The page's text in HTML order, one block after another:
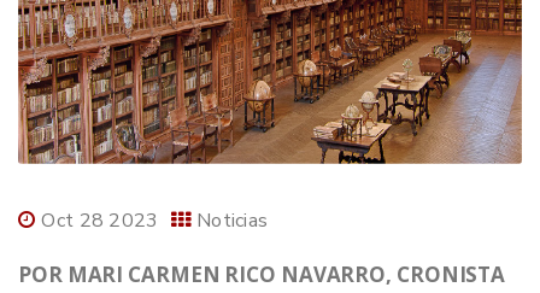
Oct 28 2023 Noticias
POR MARI CARMEN RICO NAVARRO, CRONISTA